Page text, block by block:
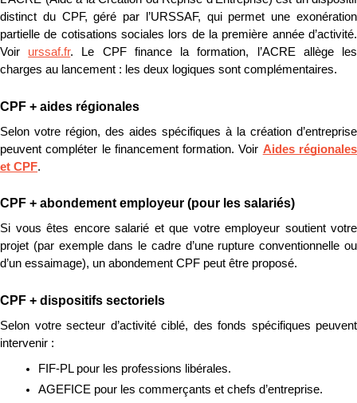
distinct du CPF, géré par l’URSSAF, qui permet une exonération
partielle de cotisations sociales lors de la première année d’activité.
Voir urssaf.fr. Le CPF finance la formation, l’ACRE allège les
charges au lancement : les deux logiques sont complémentaires.
CPF + aides régionales
Selon votre région, des aides spécifiques à la création d’entreprise
peuvent compléter le financement formation. Voir Aides régionales
et CPF.
CPF + abondement employeur (pour les salariés)
Si vous êtes encore salarié et que votre employeur soutient votre
projet (par exemple dans le cadre d’une rupture conventionnelle ou
d’un essaimage), un abondement CPF peut être proposé.
CPF + dispositifs sectoriels
Selon votre secteur d’activité ciblé, des fonds spécifiques peuvent
intervenir :
FIF-PL pour les professions libérales.
AGEFICE pour les commerçants et chefs d’entreprise.